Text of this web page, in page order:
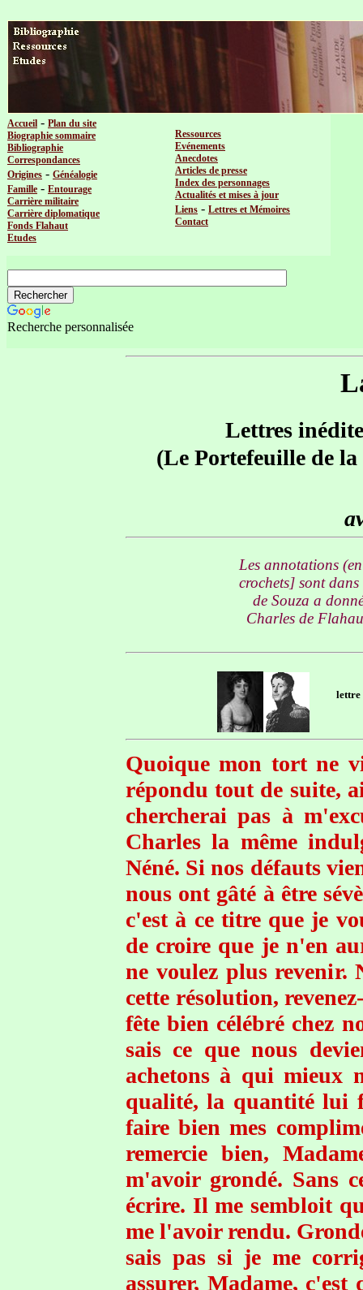
Accueil - Plan du site
Biographie sommaire
Bibliographie
Correspondances
Origines - Généalogie
Famille - Entourage
Carrière militaire
Carrière diplomatique
Fonds Flahaut
Etudes
Ressources
Evénements
Anecdotes
Articles de presse
Index des personnages
Actualités et mises à jour
Liens - Lettres et Mémoires
Contact
Recherche personnalisée
Lettres
(Le Portefeuille de
Les annotations
crochets] sont
de Souza a
Charles de
lettre
Quoique mon tort ne
répondu tout de suite,
chercherai pas à
Charles la même
Néné. Si nos défauts
nous ont gâté à être
c'est à ce titre que je
de croire que je n'en
ne voulez plus revenir.
cette résolution,
fête bien célébré chez
sais ce que nous
achetons à qui mieux
qualité, la quantité lui
faire bien mes
remercie bien,
m'avoir grondé. Sans
écrire. Il me sembloit
me l'avoir rendu.
sais pas si je me
assurer, Madame,